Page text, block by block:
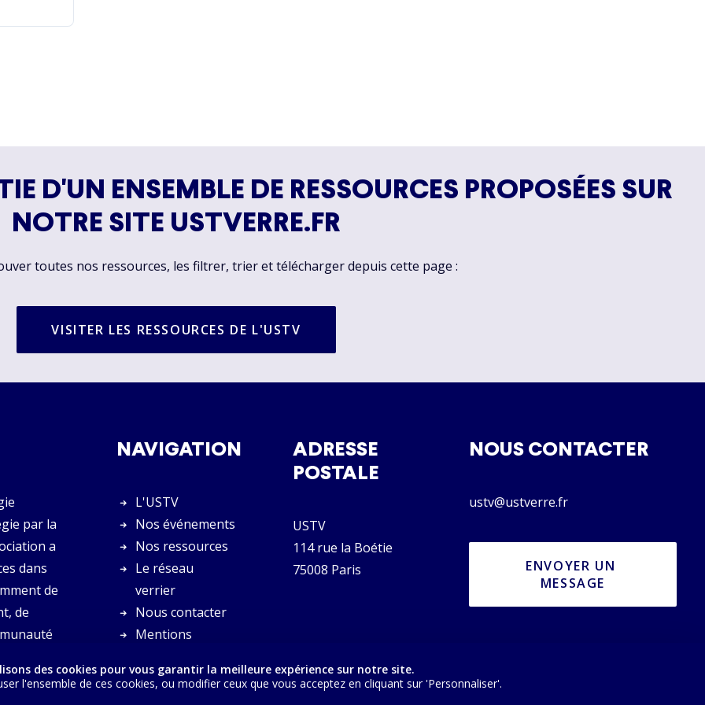
D'UN ENSEMBLE DE RESSOURCES PROPOSÉES SUR
NOTRE SITE USTVERRE.FR
toutes nos ressources, les filtrer, trier et télécharger depuis cette page :
VISITER LES RESSOURCES DE L'USTV
par la
a
dans
de
de
NAVIGATION
L'USTV
Nos événements
Nos ressources
Le réseau
verrier
Nous contacter
Mentions
ADRESSE
POSTALE
USTV
114 rue la Boétie
75008 Paris
NOUS CONTACTER
ustv@ustverre.fr
ENVOYER UN
MESSAGE
des cookies pour vous garantir la meilleure expérience sur notre site.
l'ensemble de ces cookies, ou modifier ceux que vous acceptez en cliquant sur 'Personnaliser'.